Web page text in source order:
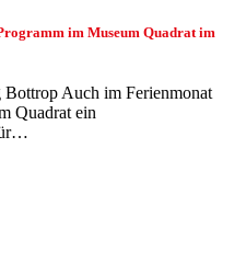
im Museum Quadrat im
Auch im Ferienmonat
Quadrat ein